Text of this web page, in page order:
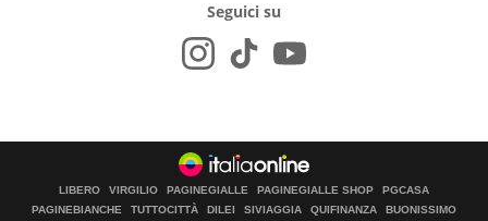
Seguici su
LIBERO VIRGILIO PAGINEGIALLE PAGINEGIALLE SHOP
PGCASA
PAGINEBIANCHE
TUTTOCITTÀ DILEI SIVIAGGIA QUIFINANZA BUONISSIMO